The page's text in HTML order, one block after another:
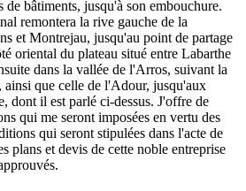
de bâtiments, jusqu'à son embouchure.
remontera la rive gauche de la
et Montrejau, jusqu'au point de partage
oriental du plateau situé entre Labarthe
dans la vallée de l'Arros, suivant la
que celle de l'Adour, jusqu'aux
dont il est parlé ci-dessus. J'offre de
qui me seront imposées en vertu des
qui seront stipulées dans l'acte de
plans et devis de cette noble entreprise